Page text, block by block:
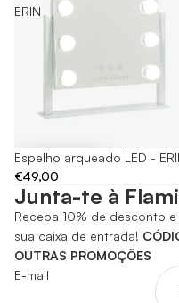
ERIN
Espelho arqueado LED -
€49,00
Junta-te à
Receba 10% de desconto
sua caixa de entrada!
OUTRAS PROMOÇÕES
E-mail